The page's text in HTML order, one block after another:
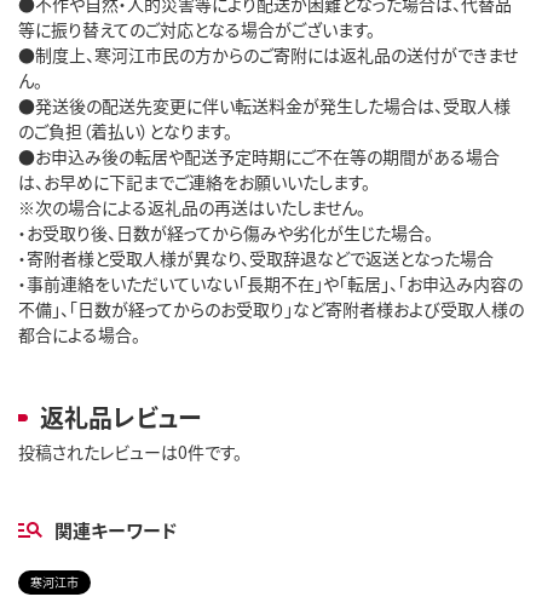
等に振り替えてのご対応となる場合がございます。
●制度上、寒河江市民の方からのご寄附には返礼品の送付ができませ
ん。
●発送後の配送先変更に伴い転送料金が発生した場合は、受取人様
のご負担（着払い）となります。
●お申込み後の転居や配送予定時期にご不在等の期間がある場合
は、お早めに下記までご連絡をお願いいたします。
※次の場合による返礼品の再送はいたしません。
・お受取り後、日数が経ってから傷みや劣化が生じた場合。
・寄附者様と受取人様が異なり、受取辞退などで返送となった場合
・事前連絡をいただいていない「長期不在」や「転居」、「お申込み内容の
不備」、「日数が経ってからのお受取り」など寄附者様および受取人様の
都合による場合。
返礼品レビュー
投稿されたレビューは0件です。
関連キーワード
寒河江市